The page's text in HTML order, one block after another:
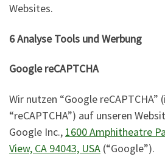
Websites.
6 Analyse Tools und Werbung
Google reCAPTCHA
Wir nutzen “Google reCAPTCHA”
“reCAPTCHA”) auf unseren
Google Inc., 1600 Amphitheatre
View, CA 94043, USA (“Google”).